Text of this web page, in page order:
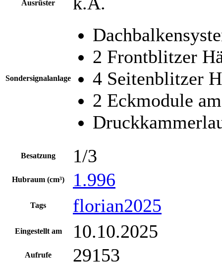
Ausrüster
Sondersignalanlage
2 Frontblitzer
4 Seitenblitzer
2 Eckmodule
Besatzung 1/3
Hubraum (cm³) 1.996
Tags florian2025
Eingestellt am 10.10.2025
Aufrufe 29153